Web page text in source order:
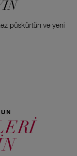
püskürtün ve yeni